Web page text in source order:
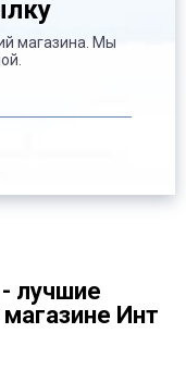
магазина. Мы
лучшие
Инт